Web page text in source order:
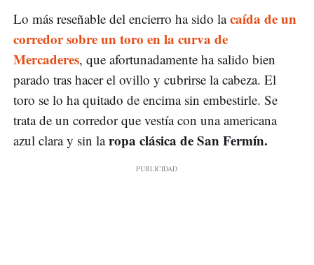
Lo más reseñable del encierro ha sido lacaída de un
corredor sobre un toro en la curva de
Mercaderes, que afortunadamente ha salido bien
parado tras hacer el ovillo y cubrirse la cabeza. El
toro se lo ha quitado de encima sin embestirle. Se
trata de un corredor que vestía con una americana
azul clara y sin laropa clásica de San Fermín.